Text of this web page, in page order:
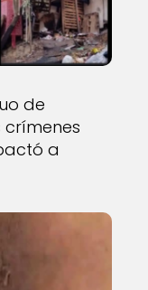
de
crímenes
a